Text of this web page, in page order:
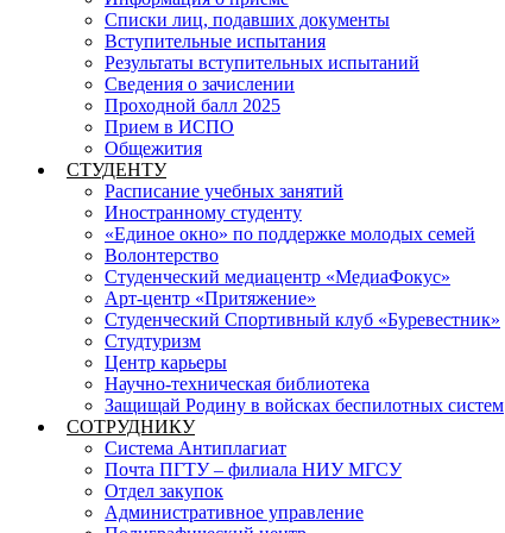
Списки лиц, подавших документы
Вступительные испытания
Результаты вступительных испытаний
Сведения о зачислении
Проходной балл 2025
Прием в ИСПО
Общежития
СТУДЕНТУ
Расписание учебных занятий
Иностранному студенту
«Единое окно» по поддержке молодых семей
Волонтерство
Студенческий медиацентр «МедиаФокус»
Арт-центр «Притяжение»
Студенческий Спортивный клуб «Буревестник»
Студтуризм
Центр карьеры
Научно-техническая библиотека
Защищай Родину в войсках беспилотных систем
СОТРУДНИКУ
Система Антиплагиат
Почта ПГТУ – филиала НИУ МГСУ
Отдел закупок
Административное управление